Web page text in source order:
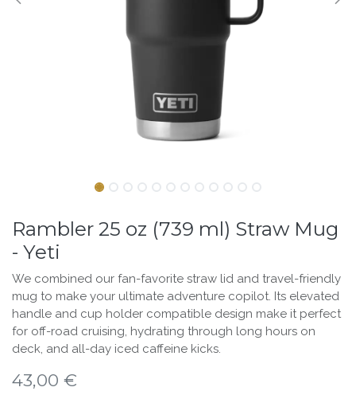
Rambler 25 oz (739 ml) Straw Mug
- Yeti
We combined our fan-favorite straw lid and travel-friendly
mug to make your ultimate adventure copilot. Its elevated
handle and cup holder compatible design make it perfect
for off-road cruising, hydrating through long hours on
deck, and all-day iced caffeine kicks.
43,00 €